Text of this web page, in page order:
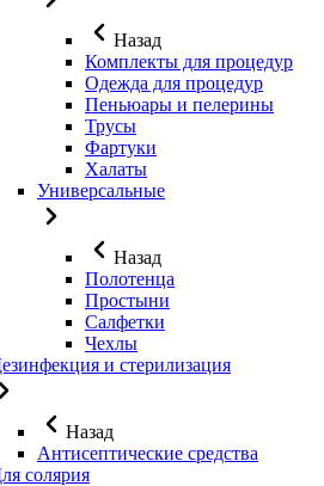
Назад
Комплекты для процедур
Одежда для процедур
Пеньюары и пелерины
Трусы
Фартуки
Халаты
Универсальные
Назад
Полотенца
Простыни
Салфетки
Чехлы
и стерилизация
Назад
Антисептические средства
солярия